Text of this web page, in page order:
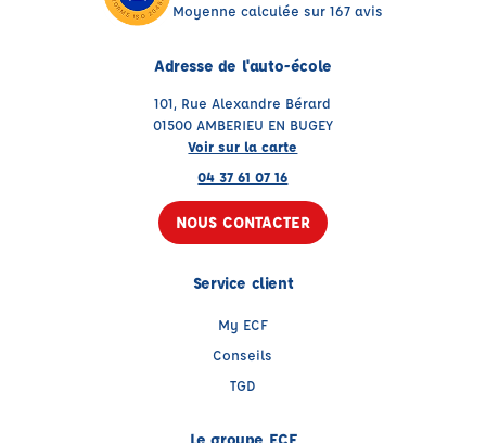
Moyenne calculée sur 167 avis
Adresse de l'auto-école
101, Rue Alexandre Bérard
01500 AMBERIEU EN BUGEY
Voir sur la carte
04 37 61 07 16
NOUS CONTACTER
Service client
My ECF
Conseils
TGD